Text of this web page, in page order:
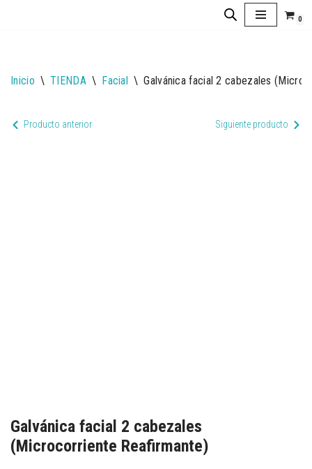
contenido
0
Inicio \ TIENDA \ Facial \ Galvánica facial 2 cabezales
Producto anterior Siguiente producto
Galvánica facial 2 cabezales
(Microcorriente Reafirmante)